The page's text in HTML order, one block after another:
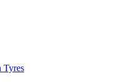
Tyres